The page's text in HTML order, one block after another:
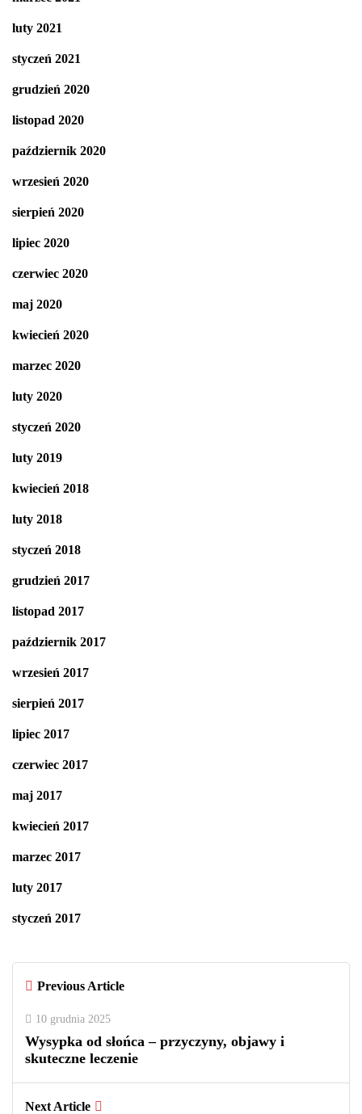
luty 2021
styczeń 2021
grudzień 2020
listopad 2020
październik 2020
wrzesień 2020
sierpień 2020
lipiec 2020
czerwiec 2020
maj 2020
kwiecień 2020
marzec 2020
luty 2020
styczeń 2020
luty 2019
kwiecień 2018
luty 2018
styczeń 2018
grudzień 2017
listopad 2017
październik 2017
wrzesień 2017
sierpień 2017
lipiec 2017
czerwiec 2017
maj 2017
kwiecień 2017
marzec 2017
luty 2017
styczeń 2017
Previous Article
10 grudnia 2025
Wysypka od słońca – przyczyny, objawy i
skuteczne leczenie
Next Article